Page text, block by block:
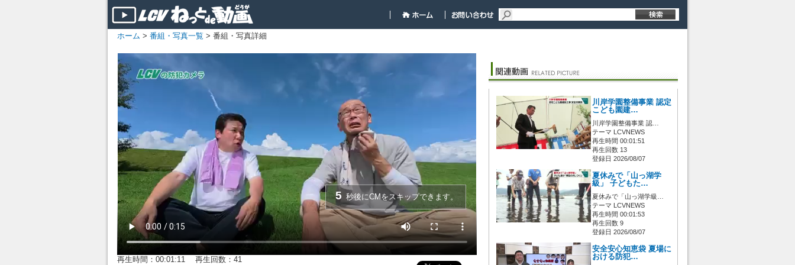
ホーム > 番組・写真一覧 > 番組・写真詳細
5 秒後にCMをスキップできます。
再生時間：00:01:11 再生回数：41
川岸学園整備事業 認定
こども園建…
川岸学園整備事業 認…
テーマ LCVNEWS
再生時間 00:01:51
再生回数 13
登録日 2026/08/07
夏休みで「山っ湖学
級」 子どもた…
夏休みで「山っ湖学級…
テーマ LCVNEWS
再生時間 00:01:53
再生回数 9
登録日 2026/08/07
安全安心知恵袋 夏場に
おける防犯…